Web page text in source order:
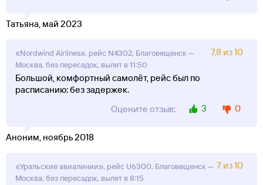
Татьяна, май 2023
«Nordwind Airlines», рейс N4302, Благовещенск —
Москва, без пересадок, вылет в 11:50
7,8 из 10
Большой, комфортный самолёт, рейс был по
расписанию: без задержек.
Оцените отзыв:
3 0
Аноним, ноябрь 2018
«Уральские авиалинии», рейс U6300, Благовещенск —
Москва, без пересадок, вылет в 8:15
7 из 10